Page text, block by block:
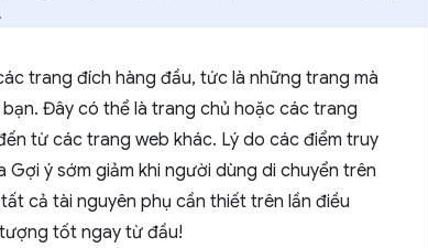
trang đích hàng đầu, tức là những trang mà
Đây có thể là trang chủ hoặc các trang
từ các trang web khác. Lý do các điểm truy
ý sớm giảm khi người dùng di chuyển trên
cả tài nguyên phụ cần thiết trên lần điều
tốt ngay từ đầu!